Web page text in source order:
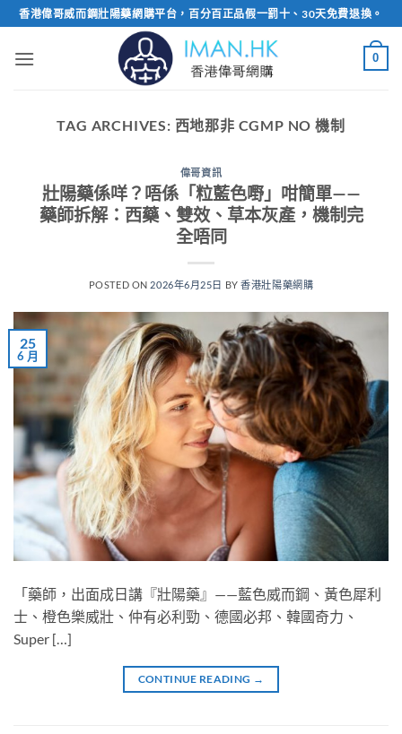
Skip
to
content
香港偉哥威而鋼壯陽藥網購平台，百分百正品假一罰十、30天免費退換。
0
TAG ARCHIVES: 西地那非 CGMP NO 機制
偉哥資訊
壯陽藥係咩？唔係「粒藍色嘢」咁簡單——
藥師拆解：西藥、雙效、草本灰產，機制完
全唔同
POSTED ON 2026年6月25日 BY香港壯陽藥網購
25
6 月
「藥師，出面成日講『壯陽藥』——藍色威而鋼、黃色犀利
士、橙色樂威壯、仲有必利勁、德國必邦、韓國奇力、
Super […]
CONTINUE READING →